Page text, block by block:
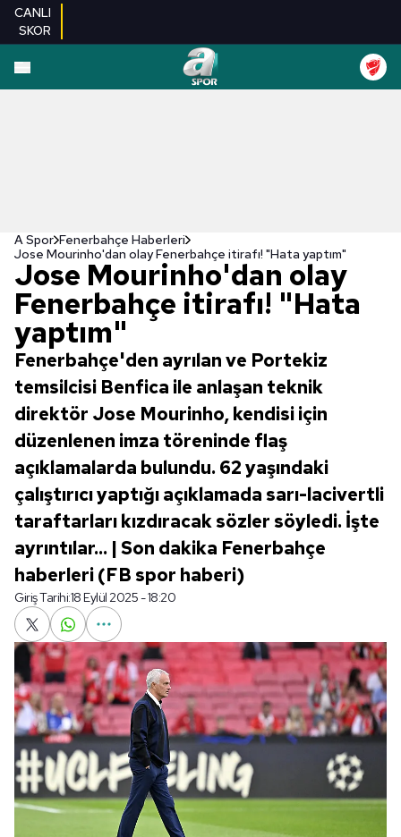
CANLI
SKOR
A Spor Fenerbahçe Haberleri
Jose Mourinho'dan olay Fenerbahçe itirafı! "Hata yaptım"
Jose Mourinho'dan olay
Fenerbahçe itirafı! "Hata
yaptım"
Fenerbahçe'den ayrılan ve Portekiz
temsilcisi Benfica ile anlaşan teknik
direktör Jose Mourinho, kendisi için
düzenlenen imza töreninde flaş
açıklamalarda bulundu. 62 yaşındaki
çalıştırıcı yaptığı açıklamada sarı-lacivertli
taraftarları kızdıracak sözler söyledi. İşte
ayrıntılar... | Son dakika Fenerbahçe
haberleri (FB spor haberi)
Giriş Tarihi:18 Eylül 2025 - 18:20